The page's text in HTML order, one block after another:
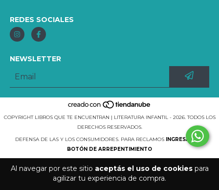
Al navegar por este sitio aceptás el uso de cookiespara
agilizar tu experiencia de compra.
REDES SOCIALES
NEWSLETTER
COPYRIGHT LIBROS QUE TE ENCUENTRAN | LITERATURA INFANTIL - 2026. TODOS LOS
DERECHOS RESERVADOS.
DEFENSA DE LAS Y LOS CONSUMIDORES. PARA RECLAMOS
INGRESÁ ACÁ.
BOTÓN DE ARREPENTIMIENTO